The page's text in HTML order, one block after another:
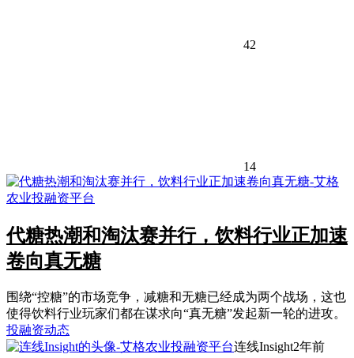
42
14
代糖热潮和淘汰赛并行，饮料行业正加速
卷向真无糖
围绕“控糖”的市场竞争，减糖和无糖已经成为两个战场，这也
使得饮料行业玩家们都在谋求向“真无糖”发起新一轮的进攻。
投融资动态
连线Insight2年前